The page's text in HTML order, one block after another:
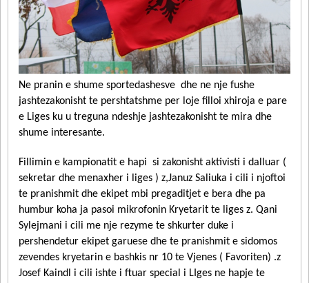
Ne pranin e shume sportedashesve dhe ne nje fushe
jashtezakonisht te pershtatshme per loje filloi xhiroja e pare
e Liges ku u treguna ndeshje jashtezakonisht te mira dhe
shume interesante.
Fillimin e kampionatit e hapi si zakonisht aktivisti i dalluar (
sekretar dhe menaxher i liges ) z,Januz Saliuka i cili i njoftoi
te pranishmit dhe ekipet mbi pregaditjet e bera dhe pa
humbur koha ja pasoi mikrofonin Kryetarit te liges z. Qani
Sylejmani i cili me nje rezyme te shkurter duke i
pershendetur ekipet garuese dhe te pranishmit e sidomos
zevendes kryetarin e bashkis nr 10 te Vjenes ( Favoriten) .z
Josef Kaindl i cili ishte i ftuar special i LIges ne hapje te